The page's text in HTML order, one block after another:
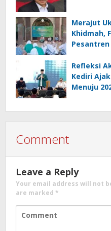
Merajut
Khidmah,
Refleksi
Kediri
Menuju
Comment
Leave a Reply
Your email address will not
are marked *